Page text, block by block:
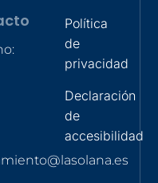
Política
de
privacidad
Declaración
de
accesibilidad